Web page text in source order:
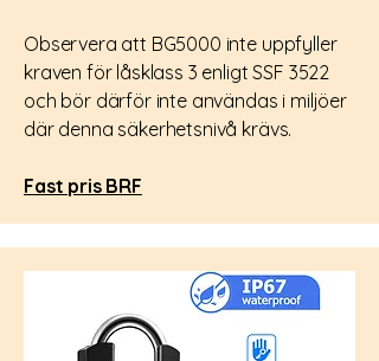
Observera att BG5000 inte uppfyller
kraven för låsklass 3 enligt SSF 3522
och bör därför inte användas i miljöer
där denna säkerhetsnivå krävs.
Fast pris BRF